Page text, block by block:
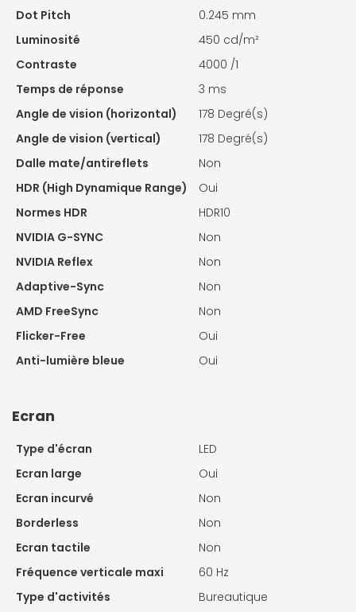
Dot Pitch
0.245 mm
Luminosité
450 cd/m²
Contraste
4000 /1
Temps de réponse
3 ms
Angle de vision (horizontal)
178 Degré(s)
Angle de vision (vertical)
178 Degré(s)
Dalle mate/antireflets
Non
HDR (High Dynamique Range)
Oui
Normes HDR
HDR10
NVIDIA G-SYNC
Non
NVIDIA Reflex
Non
Adaptive-Sync
Non
AMD FreeSync
Non
Flicker-Free
Oui
Anti-lumière bleue
Oui
Ecran
Type d'écran
LED
Ecran large
Oui
Ecran incurvé
Non
Borderless
Non
Ecran tactile
Non
Fréquence verticale maxi
60 Hz
Type d'activités
Bureautique